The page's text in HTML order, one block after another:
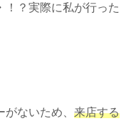
！？実際に私が行った
ないため、 来店する